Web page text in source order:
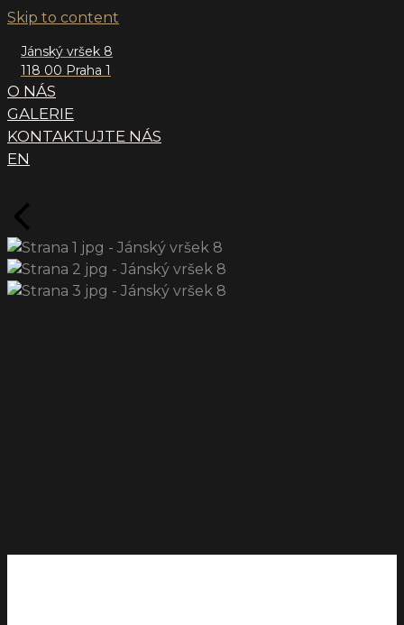
Skip to content
Jánský vršek 8
118 00 Praha 1
O NÁS
GALERIE
KONTAKTUJTE NÁS
EN